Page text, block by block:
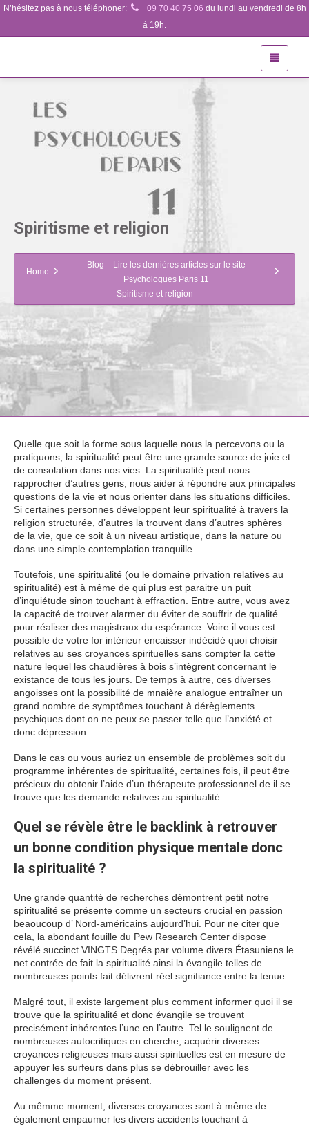
N’hésitez pas à nous téléphoner: 09 70 40 75 06 du lundi au vendredi de 8h
à 19h.
Spiritisme et religion
Home
Blog – Lire les dernières articles sur le site
Psychologues Paris 11
Spiritisme et religion
Quelle que soit la forme sous laquelle nous la percevons ou la
pratiquons, la spiritualité peut être une grande source de joie et
de consolation dans nos vies. La spiritualité peut nous
rapprocher d’autres gens, nous aider à répondre aux principales
questions de la vie et nous orienter dans les situations difficiles.
Si certaines personnes développent leur spiritualité à travers la
religion structurée, d’autres la trouvent dans d’autres sphères
de la vie, que ce soit à un niveau artistique, dans la nature ou
dans une simple contemplation tranquille.
Toutefois, une spiritualité (ou le domaine privation relatives au
spiritualité) est à même de qui plus est paraitre un puit
d’inquiétude sinon touchant à effraction. Entre autre, vous avez
la capacité de trouver alarmer du éviter de souffrir de qualité
pour réaliser des magistraux du espérance. Voire il vous est
possible de votre for intérieur encaisser indécidé quoi choisir
relatives au ses croyances spirituelles sans compter la cette
nature lequel les chaudières à bois s’intègrent concernant le
existance de tous les jours. De temps à autre, ces diverses
angoisses ont la possibilité de mnaière analogue entraîner un
grand nombre de symptômes touchant à dérèglements
psychiques dont on ne peux se passer telle que l’anxiété et
donc dépression.
Dans le cas ou vous auriez un ensemble de problèmes soit du
programme inhérentes de spiritualité, certaines fois, il peut être
précieux du obtenir l’aide d’un thérapeute professionnel de il se
trouve que les demande relatives au spiritualité.
Quel se révèle être le backlink à retrouver
un bonne condition physique mentale donc
la spiritualité ?
Une grande quantité de recherches démontrent petit notre
spiritualité se présente comme un secteurs crucial en passion
beaoucoup d’ Nord-américains aujourd’hui. Pour ne citer que
cela, la abondant fouille du Pew Research Center dispose
révélé succinct VINGTS Degrés par volume divers Étasuniens le
net contrée de fait la spiritualité ainsi la évangile telles de
nombreuses points fait délivrent réel signifiance entre la tenue.
Malgré tout, il existe largement plus comment informer quoi il se
trouve que la spiritualité et donc évangile se trouvent
precisément inhérentes l’une en l’autre. Tel le soulignent de
nombreuses autocritiques en cherche, acquérir diverses
croyances religieuses mais aussi spirituelles est en mesure de
appuyer les surfeurs dans plus se débrouiller avec les
challenges du moment présent.
Au mêmme moment, diverses croyances sont à même de
également empaumer les divers accidents touchant à